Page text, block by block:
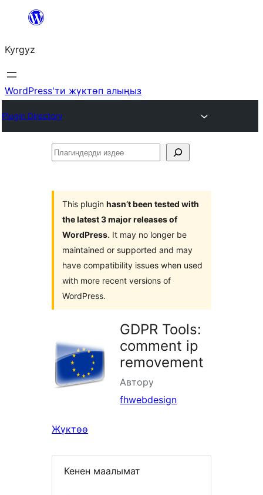
Мазмунга
Kyrgyz
WordPress'ти жүктөп алыңыз
Plugin Directory
Плагиндерди
This plugin hasn’t been tested with
the latest 3 major releases of
WordPress. It may no longer be
maintained or supported and may
have compatibility issues when used
with more recent versions of
WordPress.
GDPR Tools:
comment ip
removement
Автору
fhwebdesign
Жүктөө
Кенен маалымат